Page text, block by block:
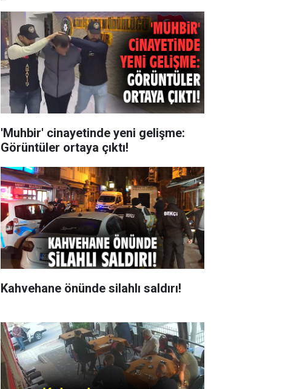
'Muhbir' cinayetinde yeni gelişme:
Görüntüler ortaya çıktı!
Kahvehane önünde silahlı saldırı!